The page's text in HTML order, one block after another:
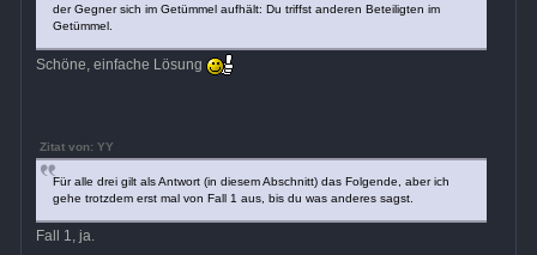
der Gegner sich im Getümmel aufhält: Du triffst anderen Beteiligten im
Getümmel.
Schöne, einfache Lösung
Zitat von: YY
Für alle drei gilt als Antwort (in diesem Abschnitt) das Folgende, aber ich
gehe trotzdem erst mal von Fall 1 aus, bis du was anderes sagst.
Fall 1, ja.